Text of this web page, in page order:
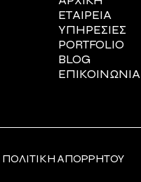
ΕΤΑΙΡΕΙΑ
ΥΠΗΡΕΣΙΕΣ
PORTFOLIO
BLOG
ΕΠΙΚΟΙΝΩΝΙΑ
ΠΟΛΙΤΙΚΗ ΑΠΟΡΡΗΤΟΥ